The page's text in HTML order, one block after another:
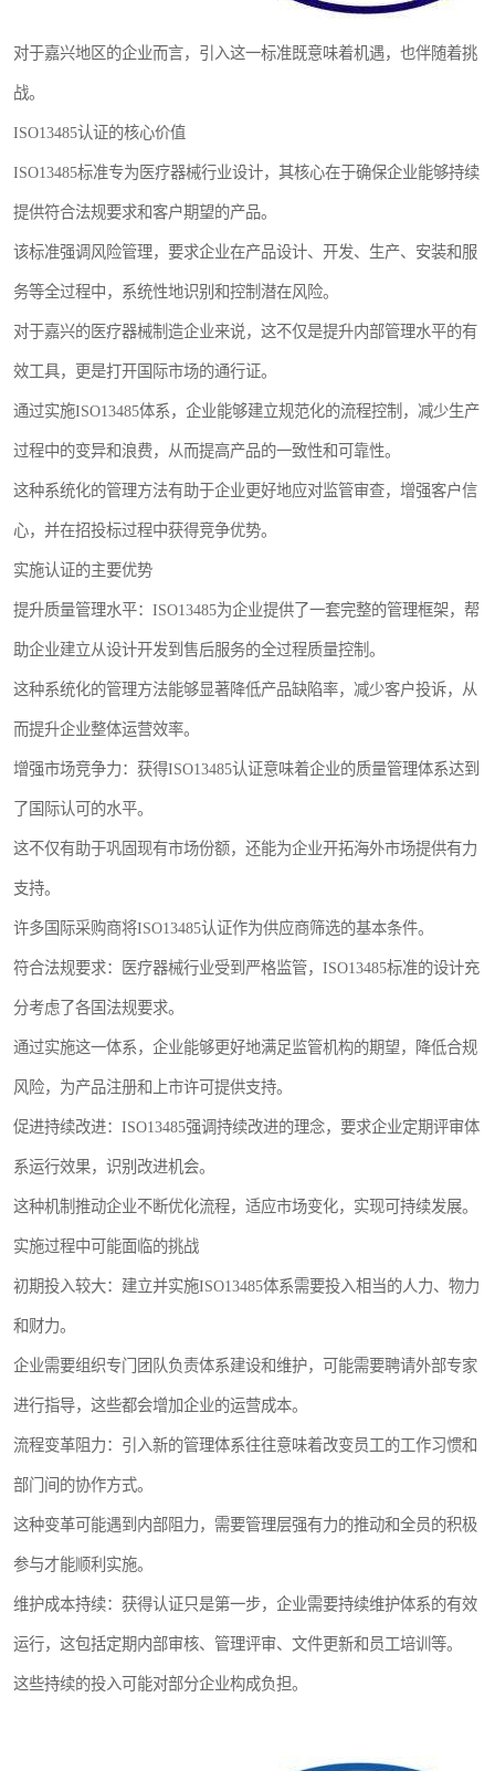
对于嘉兴地区的企业而言，引入这一标准既意味着机遇，也伴随着挑
战。
ISO13485认证的核心价值
ISO13485标准专为医疗器械行业设计，其核心在于确保企业能够持续
提供符合法规要求和客户期望的产品。
该标准强调风险管理，要求企业在产品设计、开发、生产、安装和服
务等全过程中，系统性地识别和控制潜在风险。
对于嘉兴的医疗器械制造企业来说，这不仅是提升内部管理水平的有
效工具，更是打开国际市场的通行证。
通过实施ISO13485体系，企业能够建立规范化的流程控制，减少生产
过程中的变异和浪费，从而提高产品的一致性和可靠性。
这种系统化的管理方法有助于企业更好地应对监管审查，增强客户信
心，并在招投标过程中获得竞争优势。
实施认证的主要优势
提升质量管理水平：ISO13485为企业提供了一套完整的管理框架，帮
助企业建立从设计开发到售后服务的全过程质量控制。
这种系统化的管理方法能够显著降低产品缺陷率，减少客户投诉，从
而提升企业整体运营效率。
增强市场竞争力：获得ISO13485认证意味着企业的质量管理体系达到
了国际认可的水平。
这不仅有助于巩固现有市场份额，还能为企业开拓海外市场提供有力
支持。
许多国际采购商将ISO13485认证作为供应商筛选的基本条件。
符合法规要求：医疗器械行业受到严格监管，ISO13485标准的设计充
分考虑了各国法规要求。
通过实施这一体系，企业能够更好地满足监管机构的期望，降低合规
风险，为产品注册和上市许可提供支持。
促进持续改进：ISO13485强调持续改进的理念，要求企业定期评审体
系运行效果，识别改进机会。
这种机制推动企业不断优化流程，适应市场变化，实现可持续发展。
实施过程中可能面临的挑战
初期投入较大：建立并实施ISO13485体系需要投入相当的人力、物力
和财力。
企业需要组织专门团队负责体系建设和维护，可能需要聘请外部专家
进行指导，这些都会增加企业的运营成本。
流程变革阻力：引入新的管理体系往往意味着改变员工的工作习惯和
部门间的协作方式。
这种变革可能遇到内部阻力，需要管理层强有力的推动和全员的积极
参与才能顺利实施。
维护成本持续：获得认证只是第一步，企业需要持续维护体系的有效
运行，这包括定期内部审核、管理评审、文件更新和员工培训等。
这些持续的投入可能对部分企业构成负担。